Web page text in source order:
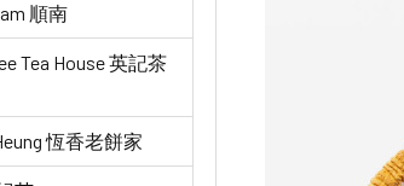
順南
Tea House 英記茶
恆香老餅家